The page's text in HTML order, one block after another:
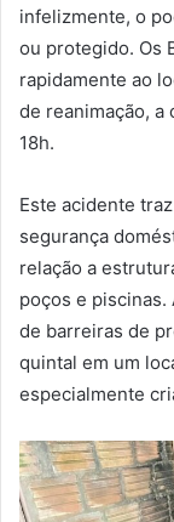
infelizmente, o
ou protegido. Os
rapidamente ao
de reanimação, a
18h.
Este acidente
segurança
relação a
poços e piscinas.
de barreiras de
quintal em um
especialmente